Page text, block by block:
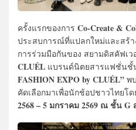
ครั้งแรกของการ Co-Create &
ประสบการณ์ที่แปลกใหม่และสร้
การร่วมมือกันของ สยามดิสคัฟเว
CLUÉL แบรนด์นิตยสารแฟชั่นชั้
FASHION EXPO by CLUÉL” พ
คัดเลือกมาเพื่อนักช้อปชาวไทยโด
2568 – 5 มกราคม 2569 ณ ชั้น G